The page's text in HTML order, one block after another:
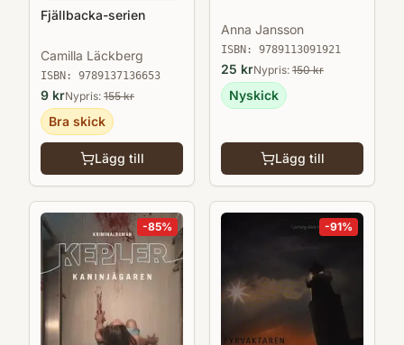
Fjällbacka-serien
Camilla Läckberg
ISBN: 9789137136653
9 krNypris: 155kr
Bra skick
Lägg till
Anna Jansson
ISBN: 9789113091921
25 krNypris: 150kr
Nyskick
Lägg till
-85% -91%